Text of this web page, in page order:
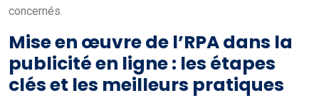
concernés.
Mise en œuvre de l’RPA dans la
publicité en ligne : les étapes
clés et les meilleurs pratiques